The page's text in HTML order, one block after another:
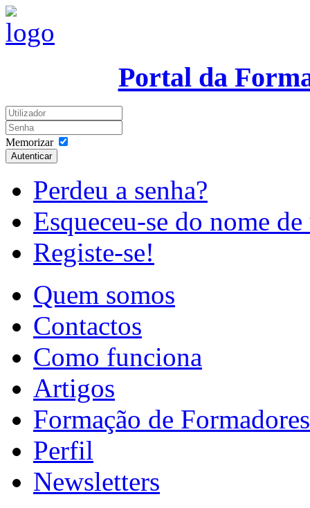
Portal da
Memorizar
Autenticar
Perdeu a senha?
Esqueceu-se do nome
Registe-se!
Quem somos
Contactos
Como funciona
Artigos
Formação de Formadores
Perfil
Newsletters